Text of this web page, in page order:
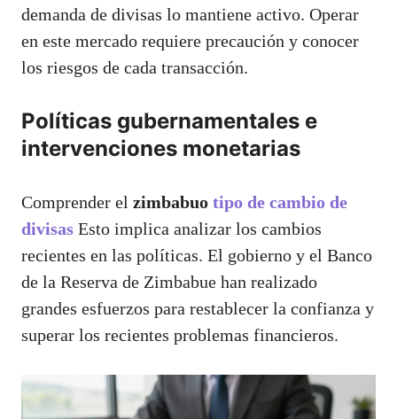
demanda de divisas lo mantiene activo. Operar
en este mercado requiere precaución y conocer
los riesgos de cada transacción.
Políticas gubernamentales e
intervenciones monetarias
Comprender el zimbabuo tipo de cambio de
divisas Esto implica analizar los cambios
recientes en las políticas. El gobierno y el Banco
de la Reserva de Zimbabue han realizado
grandes esfuerzos para restablecer la confianza y
superar los recientes problemas financieros.